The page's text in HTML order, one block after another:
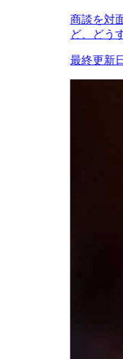
商談を対
ど、どう
最終更新